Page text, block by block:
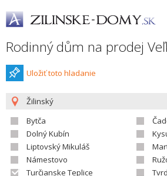
Rodinný dům na prodej
Uložiť toto hladanie
Žilinský
Bytča
Dolný Kubín
Liptovský Mikuláš
Námestovo
Turčianske Teplice